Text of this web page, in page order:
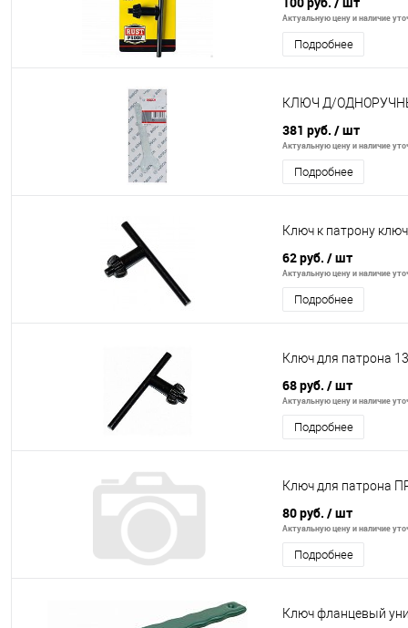
Актуальную цену и наличие
Подробнее
КЛЮЧ Д/
381 руб. / шт
Актуальную цену и наличие
Подробнее
Ключ к патрону
62 руб. / шт
Актуальную цену и наличие
Подробнее
Ключ для патрона
68 руб. / шт
Актуальную цену и наличие
Подробнее
Ключ для патрона
80 руб. / шт
Актуальную цену и наличие
Подробнее
Ключ фланцевый